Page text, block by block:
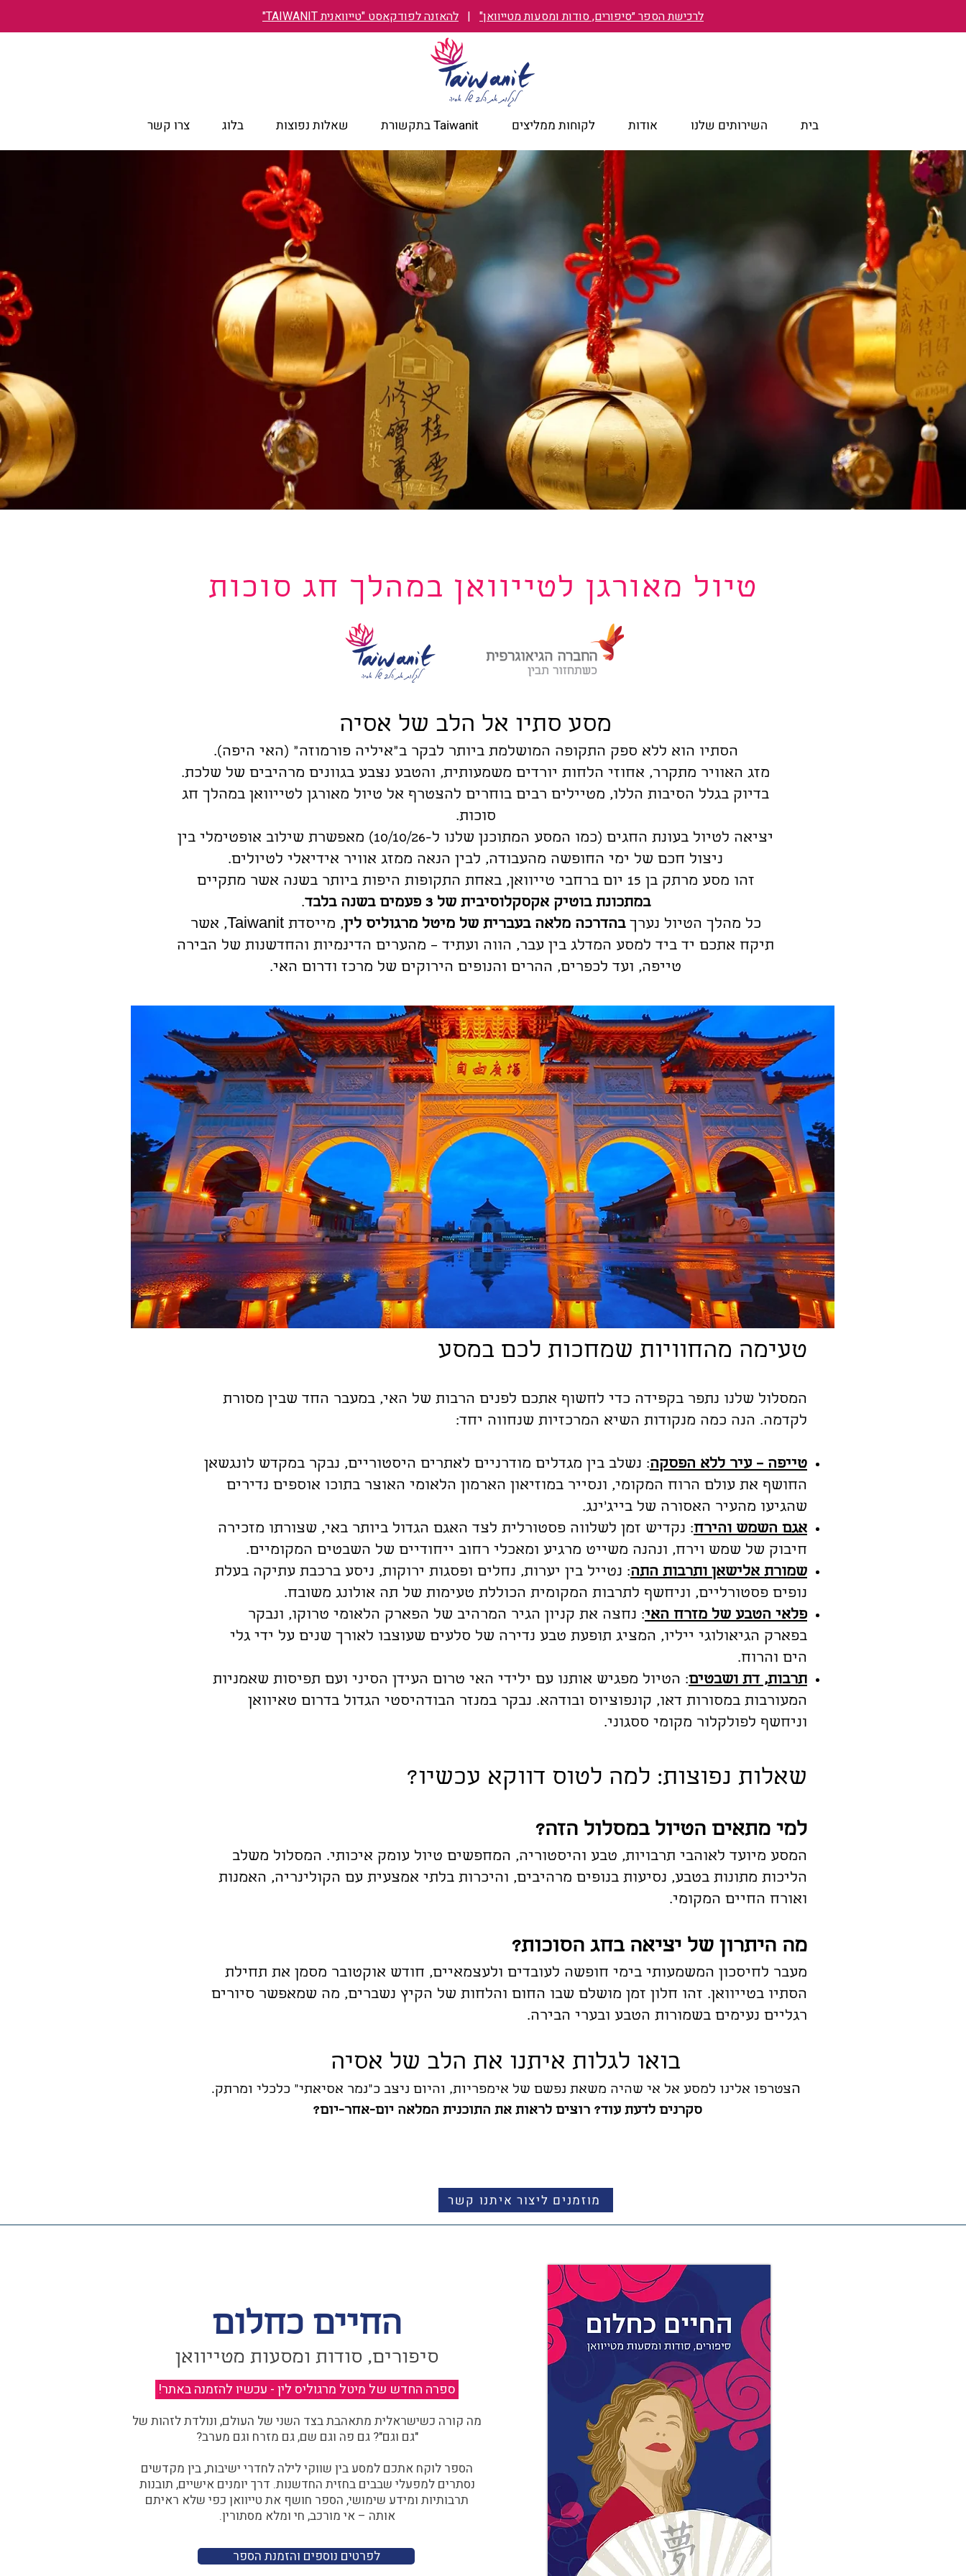
לרכישת הספר ״סיפורים, סודות ומסעות מטייוואן" | להאזנה לפודקאסט "טייוואנית TAIWANIT"
בית השירותים שלנו אודות לקוחות ממליצים Taiwanit בתקשורת שאלות נפוצות בלוג צרו קשר
טיול מאורגן לטייוואן במהלך חג סוכות
מסע סתיו אל הלב של אסיה
הסתיו הוא ללא ספק התקופה המושלמת ביותר לבקר ב"איליה פורמוזה" (האי היפה).
מזג האוויר מתקרר, אחוזי הלחות יורדים משמעותית, והטבע נצבע בגוונים מרהיבים של שלכת.
בדיוק בגלל הסיבות הללו, מטיילים רבים בוחרים להצטרף אל טיול מאורגן לטייוואן במהלך חג
סוכות.
יציאה לטיול בעונת החגים (כמו המסע המתוכנן שלנו ל-10/10/26) מאפשרת שילוב אופטימלי בין
ניצול חכם של ימי החופשה מהעבודה, לבין הנאה ממזג אוויר אידיאלי לטיולים.
זהו מסע מרתק בן 15 יום ברחבי טייוואן, באחת התקופות היפות ביותר בשנה אשר מתקיים
במתכונת בוטיק אקסקלוסיבית של 3 פעמים בשנה בלבד
.
כל מהלך הטיול נערךבהדרכה מלאה בעברית של מיטל מרגוליס לין
, מייסדת Taiwanit, אשר
תיקח אתכם יד ביד למסע המדלג בין עבר, הווה ועתיד – מהערים הדינמיות והחדשנות של הבירה
טייפה, ועד לכפרים, ההרים והנופים הירוקים של מרכז ודרום האי.
טעימה מהחוויות שמחכות לכם במסע
המסלול שלנו נתפר בקפידה כדי לחשוף אתכם לפנים הרבות של האי, במעבר החד שבין מסורת
לקדמה. הנה כמה מנקודות השיא המרכזיות שנחווה יחד:
טייפה – עיר ללא הפסקה: נשלב בין מגדלים מודרניים לאתרים היסטוריים, נבקר במקדש לונגשאן
החושף את עולם הרוח המקומי, ונסייר במוזיאון הארמון הלאומי האוצר בתוכו אוספים נדירים
שהגיעו מהעיר האסורה של בייג'ינג.
אגם השמש והירח: נקדיש זמן לשלווה פסטורלית לצד האגם הגדול ביותר באי, שצורתו מזכירה
חיבוק של שמש וירח, ונהנה משייט מרגיע ומאכלי רחוב ייחודיים של השבטים המקומיים.
שמורת אלישאן ותרבות התה: נטייל בין יערות, נחלים ופסגות ירוקות, ניסע ברכבת עתיקה בעלת
נופים פסטורליים, וניחשף לתרבות המקומית הכוללת טעימות של תה אולונג משובח.
פלאי הטבע של מזרח האי: נחצה את קניון הגיר המרהיב של הפארק הלאומי טרוקו, ונבקר
בפארק הגיאולוגי ייליו, המציג תופעת טבע נדירה של סלעים שעוצבו לאורך שנים על ידי גלי
הים והרוח.
תרבות, דת ושבטים: הטיול מפגיש אותנו עם ילידי האי טרום העידן הסיני ועם תפיסות שאמניות
המעורבות במסורות דאו, קונפוציוס ובודהא. נבקר במנזר הבודהיסטי הגדול בדרום טאיוואן
וניחשף לפולקלור מקומי ססגוני.
שאלות נפוצות: למה לטוס דווקא עכשיו?
למי מתאים הטיול במסלול הזה?
המסע מיועד לאוהבי תרבויות, טבע והיסטוריה, המחפשים טיול עומק איכותי. המסלול משלב
הליכות מתונות בטבע, נסיעות בנופים מרהיבים, והיכרות בלתי אמצעית עם הקולינריה, האמנות
ואורח החיים המקומי.
מה היתרון של יציאה בחג הסוכות?
מעבר לחיסכון המשמעותי בימי חופשה לעובדים ולעצמאיים, חודש אוקטובר מסמן את תחילת
הסתיו בטייוואן. זהו חלון זמן מושלם שבו החום והלחות של הקיץ נשברים, מה שמאפשר סיורים
רגליים נעימים בשמורות הטבע ובערי הבירה.
בואו לגלות איתנו את הלב של אסיה
הצטרפו אלינו למסע אל אי שהיה משאת נפשם של אימפריות, והיום ניצב כ"נמר אסיאתי" כלכלי ומרתק.
סקרנים לדעת עוד? רוצים לראות את התוכנית המלאה יום-אחר-יום?
מוזמנים ליצור איתנו קשר
החיים כחלום
סיפורים, סודות ומסעות מטייוואן
ספרה החדש של מיטל מרגוליס לין - עכשיו להזמנה באתר!
מה קורה כשישראלית מתאהבת בצד השני של העולם, ונולדת לזהות של
"גם וגם"? גם פה וגם שם, גם מזרח וגם מערב?​​
הספר לוקח אתכם למסע בין שווקי לילה לחדרי ישיבות, בין מקדשים
נסתרים למפעלי שבבים בחזית החדשנות. דרך יומנים אישיים, תובנות
תרבותיות ומידע שימושי, הספר חושף את טייוואן כפי שלא ראיתם
אותה – אי מורכב, חי ומלא מסתורין.
לפרטים נוספים והזמנת הספר